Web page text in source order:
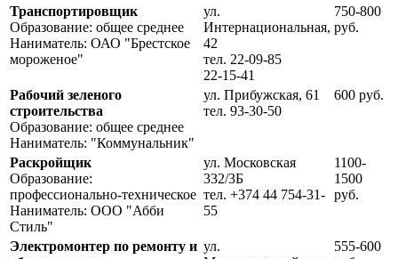
Транспортировщик
Образование: общее среднее
Наниматель: ОАО "Брестское
мороженое"
ул.
Интернациональная,
42
тел. 22-09-85
22-15-41
750-800
руб.
Рабочий зеленого
строительства
Образование: общее среднее
Наниматель: "Коммунальник"
ул. Прибужская, 61
тел. 93-30-50
600 руб.
Раскройщик
Образование:
профессионально-техническое
Наниматель: ООО "Абби
Стиль"
ул. Московская
332/3Б
тел. +374 44 754-31-
55
1100-
1500
руб.
Электромонтер по ремонту и ул.
555-600